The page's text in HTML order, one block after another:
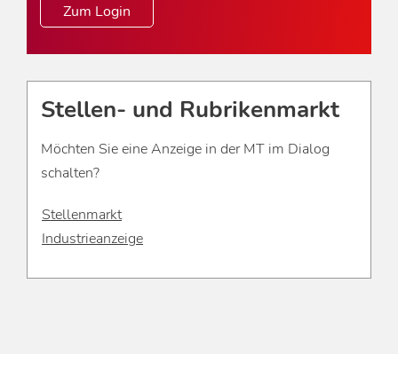
Zum Login
Stellen- und Rubrikenmarkt
Möchten Sie eine Anzeige in der MT im Dialog
schalten?
Stellenmarkt
Industrieanzeige